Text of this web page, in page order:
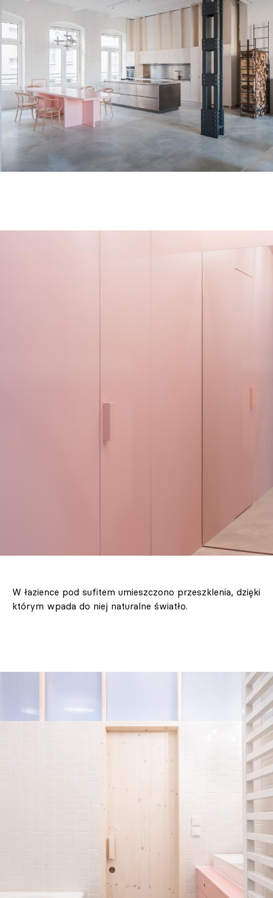
W łazience pod sufitem umieszczono przeszklenia, dzięki
którym wpada do niej naturalne światło.